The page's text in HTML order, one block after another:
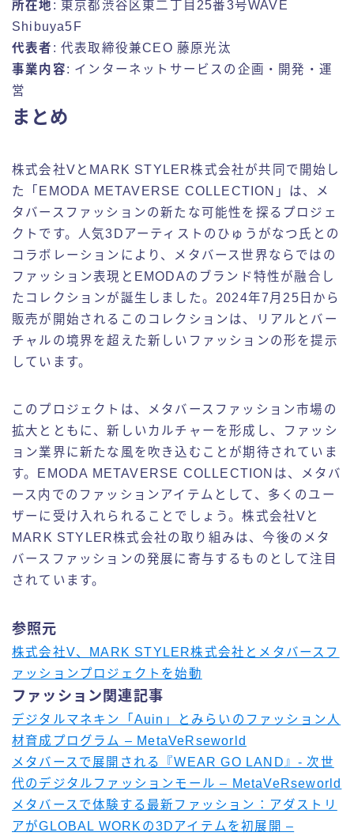
所在地 : 東京都渋谷区東二丁目25番3号WAVE
Shibuya5F
代表者 : 代表取締役兼CEO 藤原光汰
事業内容: インターネットサービスの企画・開発・運
営
まとめ
株式会社VとMARK STYLER株式会社が共同で開始し
た「EMODA METAVERSE COLLECTION」は、メ
タバースファッションの新たな可能性を探るプロジェ
クトです。人気3Dアーティストのひゅうがなつ氏との
コラボレーションにより、メタバース世界ならではの
ファッション表現とEMODAのブランド特性が融合し
たコレクションが誕生しました。2024年7月25日から
販売が開始されるこのコレクションは、リアルとバー
チャルの境界を超えた新しいファッションの形を提示
しています。
このプロジェクトは、メタバースファッション市場の
拡大とともに、新しいカルチャーを形成し、ファッシ
ョン業界に新たな風を吹き込むことが期待されていま
す。EMODA METAVERSE COLLECTIONは、メタバ
ース内でのファッションアイテムとして、多くのユー
ザーに受け入れられることでしょう。株式会社Vと
MARK STYLER株式会社の取り組みは、今後のメタ
バースファッションの発展に寄与するものとして注目
されています。
参照元
株式会社V、MARK STYLER株式会社とメタバースフ
ァッションプロジェクトを始動
ファッション関連記事
デジタルマネキン「Auin」とみらいのファッション人
材育成プログラム – MetaVeRseworld
メタバースで展開される『WEAR GO LAND』- 次世
代のデジタルファッションモール – MetaVeRseworld
メタバースで体験する最新ファッション：アダストリ
アがGLOBAL WORKの3Dアイテムを初展開 –